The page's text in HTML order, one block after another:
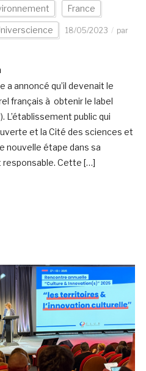
France
18/05/2023
par
a annoncé qu’il devenait le
français à obtenir le label
L’établissement public qui
et la Cité des sciences et
nouvelle étape dans sa
Cette […]